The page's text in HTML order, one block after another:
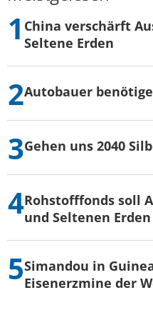
China verschärft
Seltene Erden
Autobauer
Gehen uns 2040
Rohstofffonds soll
und Seltenen
Simandou in
Eisenerzmine der